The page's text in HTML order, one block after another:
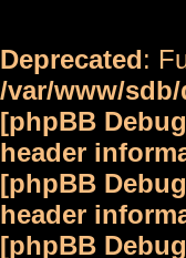
Deprecated:
/var/www/
[phpBB
header
[phpBB
header
[phpBB